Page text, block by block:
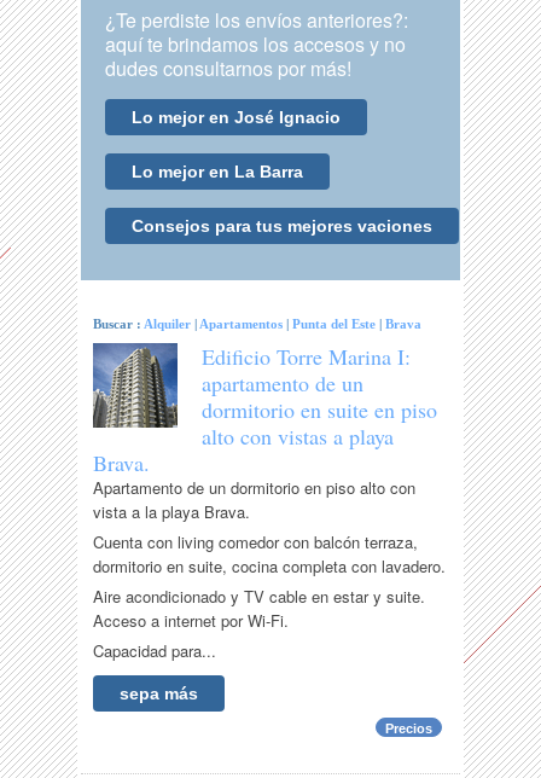
¿Te perdiste los envíos anteriores?:
aquí te brindamos los accesos y no
dudes consultarnos por más!
Lo mejor en José Ignacio
Lo mejor en La Barra
Consejos para tus mejores vaciones
Buscar : Alquiler Apartamentos |Punta del Este |Brava
Edificio Torre Marina I:
apartamento de un
dormitorio en suite en piso
alto con vistas a playa
Brava.
Apartamento de un dormitorio en piso alto con
vista a la playa Brava.
Cuenta con living comedor con balcón terraza,
dormitorio en suite, cocina completa con lavadero.
Aire acondicionado y TV cable en estar y suite.
Acceso a internet por Wi-Fi.
Capacidad para...
sepa más
Precios